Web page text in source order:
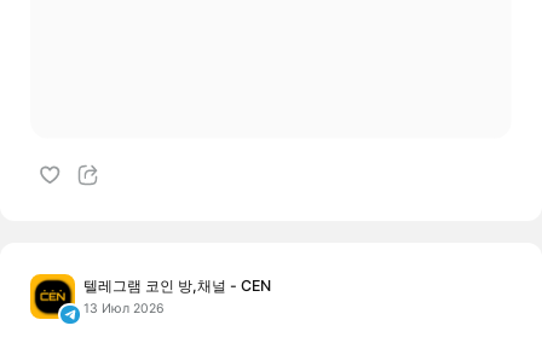
텔레그램 코인 방,채널 - CEN
13 Июл 2026